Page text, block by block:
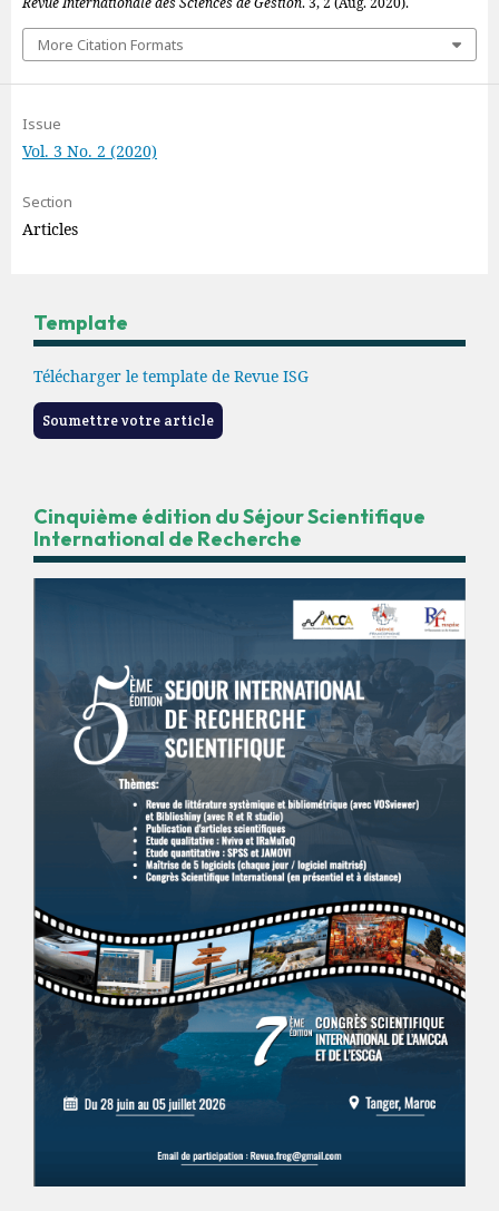
More Citation Formats
Issue
Vol. 3 No. 2 (2020)
Section
Articles
Template
Télécharger le template de Revue ISG
Soumettre votre article
Cinquième édition du Séjour Scientifique
International de Recherche